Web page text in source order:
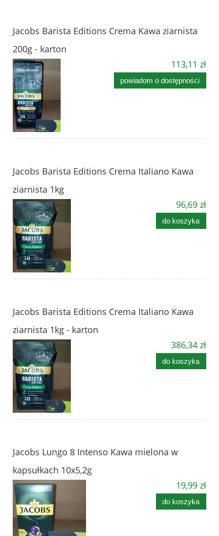
Jacobs Barista Editions Crema Kawa ziarnista
200g - karton
113,11 zł
powiadom o dostępności
Jacobs Barista Editions Crema Italiano Kawa
ziarnista 1kg
96,69 zł
do koszyka
Jacobs Barista Editions Crema Italiano Kawa
ziarnista 1kg - karton
386,34 zł
do koszyka
Jacobs Lungo 8 Intenso Kawa mielona w
kapsułkach 10x5,2g
19,99 zł
do koszyka